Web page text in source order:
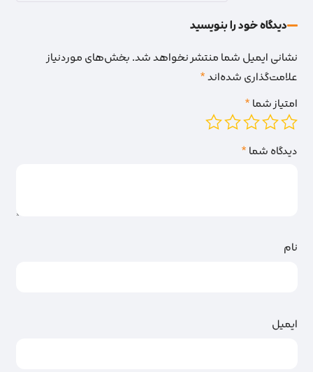
دیدگاه خود را بنویسید
نشانی ایمیل شما منتشر نخواهد شد.بخش‌های موردنیاز
علامت‌گذاری شده‌اند*
امتیاز شما*
دیدگاه شما*
نام
ایمیل